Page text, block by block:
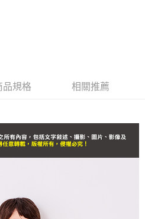
人資料，並將交易相關給付款項請求債
代理人或監護人之同意方可使用
辦者引起之損失，本公司不負相關責
額度不足之情形，本公司將視審查結果
人資訊註冊。若發現惡意使用之情形，
用戶之使用額度並採取法律行動。
品規格 相關推薦